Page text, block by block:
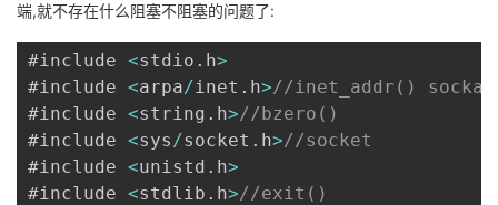
端,就不存在什么阻塞不阻塞的问题了:
#include <stdio . h>
#include <arpa/inet . h>//inet_addr()
#include <string . h>//bzero()
#include <sys/socket . h>//socket
#include <unistd . h>
#include <stdlib . h>//exit()